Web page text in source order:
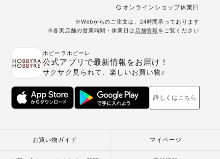
オンラインショップ休業日
※Webからのご注文は、24時間承っております
※各実店舗の営業時間・休業日は 店舗情報 をご覧ください
ホビーラホビーレ
公式アプリで最新情報をお届け！
サクサク見られて、楽しいお買い物♪
詳しくはこちら
お買い物ガイド マイページ